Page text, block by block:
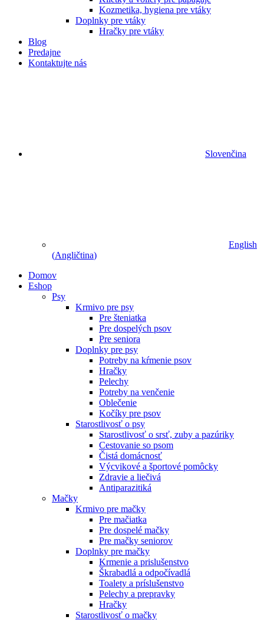
Kozmetika, hygiena pre vtáky
Doplnky pre vtáky
Hračky pre vtáky
Blog
Predajne
Kontaktujte nás
Slovenčina
English
(Angličtina)
Domov
Eshop
Psy
Krmivo pre psy
Pre šteniatka
Pre dospelých psov
Pre seniora
Doplnky pre psy
Potreby na kŕmenie psov
Hračky
Pelechy
Potreby na venčenie
Oblečenie
Kočíky pre psov
Starostlivosť o psy
Starostlivosť o srsť, zuby a pazúriky
Cestovanie so psom
Čistá domácnosť
Výcvikové a športové pomôcky
Zdravie a liečivá
Antiparazitiká
Mačky
Krmivo pre mačky
Pre mačiatka
Pre dospelé mačky
Pre mačky seniorov
Doplnky pre mačky
Krmenie a prislušenstvo
Škrabadlá a odpočívadlá
Toalety а príslušenstvo
Pelechy a prepravky
Hračky
Starostlivosť o mačky